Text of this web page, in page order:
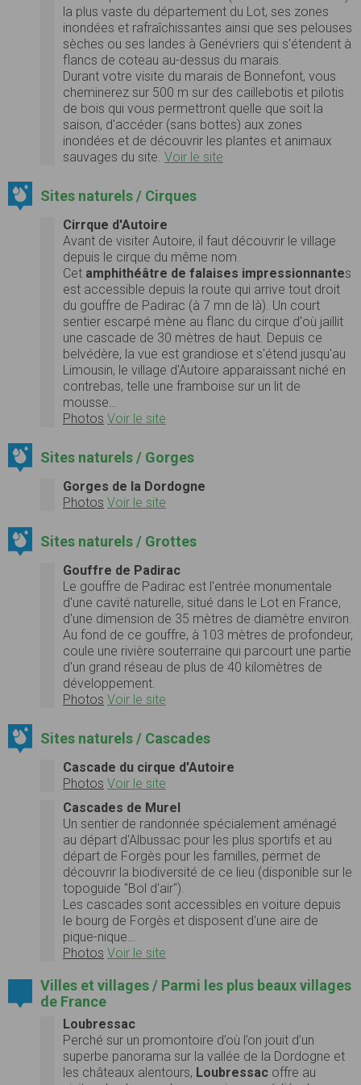
la plus vaste du département du Lot, ses zones
inondées et rafraîchissantes ainsi que ses pelouses
sèches ou ses landes à Genévriers qui s'étendent à
flancs de coteau au-dessus du marais.
Durant votre visite du marais de Bonnefont, vous
cheminerez sur 500 m sur des caillebotis et pilotis
de bois qui vous permettront quelle que soit la
saison, d'accéder (sans bottes) aux zones
inondées et de découvrir les plantes et animaux
sauvages du site. Voir le site
Sites naturels / Cirques
Cirrque d'Autoire
Avant de visiter Autoire, il faut découvrir le village
depuis le cirque du même nom.
Cet amphithéâtre de falaises impressionnantes
est accessible depuis la route qui arrive tout droit
du gouffre de Padirac (à 7 mn de là). Un court
sentier escarpé mène au flanc du cirque d'où jaillit
une cascade de 30 mètres de haut. Depuis ce
belvédère, la vue est grandiose et s'étend jusqu'au
Limousin, le village d'Autoire apparaissant niché en
contrebas, telle une framboise sur un lit de
mousse…
Photos Voir le site
Sites naturels / Gorges
Gorges de la Dordogne
Photos Voir le site
Sites naturels / Grottes
Gouffre de Padirac
Le gouffre de Padirac est l'entrée monumentale
d'une cavité naturelle, situé dans le Lot en France,
d'une dimension de 35 mètres de diamètre environ.
Au fond de ce gouffre, à 103 mètres de profondeur,
coule une rivière souterraine qui parcourt une partie
d'un grand réseau de plus de 40 kilomètres de
développement.
Photos Voir le site
Sites naturels / Cascades
Cascade du cirque d'Autoire
Photos Voir le site
Cascades de Murel
Un sentier de randonnée spécialement aménagé
au départ d'Albussac pour les plus sportifs et au
départ de Forgès pour les familles, permet de
découvrir la biodiversité de ce lieu (disponible sur le
topoguide "Bol d'air").
Les cascades sont accessibles en voiture depuis
le bourg de Forgès et disposent d'une aire de
pique-nique…
Photos Voir le site
Villes et villages / Parmi les plus beaux villages
de France
Loubressac
Perché sur un promontoire d’où l’on jouit d’un
superbe panorama sur la vallée de la Dordogne et
les châteaux alentours, Loubressac offre au